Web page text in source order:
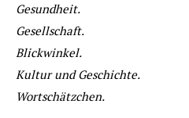
Gesundheit.
Gesellschaft.
Blickwinkel.
Kultur und Geschichte.
Wortschätzchen.